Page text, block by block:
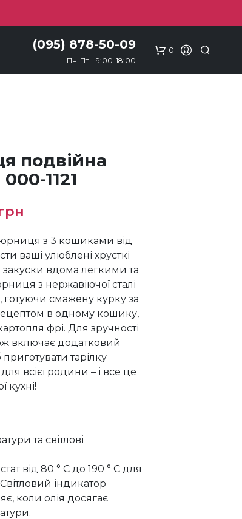
(095) 878-50-09
Пн-Пт – 9:00-18:00
0
подвійна
1121
2299 грн.
з 3 кошиками від
ваші улюблені хрусткі
закуски вдома легкими та
з нержавіючої сталі
готуючи смажену курку за
в одному кошику,
фрі. Для зручності
включає додатковий
тарілку
всієї родини – і все це
кухні!
та світлові
від 80 ° C до 190 ° C для
індикатор
коли олія досягає